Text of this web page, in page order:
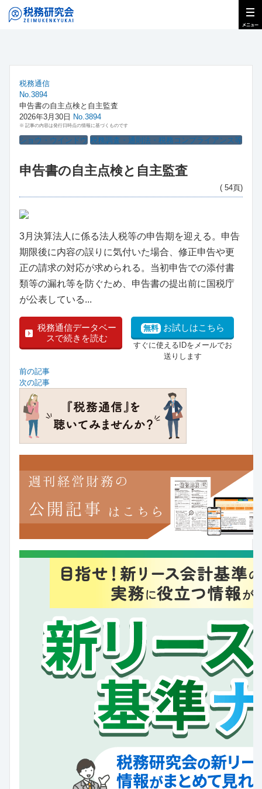
税務通信
No.3894
申告書の自主点検と自主監査
2026年3月30日 No.3894
※ 記事の内容は発行日時点の情報に基づくものです
ショウ・ウインドウ 税務調査・通則法・税務コンプライアンス等
申告書の自主点検と自主監査
( 54頁)
3月決算法人に係る法人税等の申告期を迎える。申告
期限後に内容の誤りに気付いた場合、修正申告や更
正の請求の対応が求められる。当初申告での添付書
類等の漏れ等を防ぐため、申告書の提出前に国税庁
が公表している...
税務通信データベー
スで続きを読む
無料 お試しはこちら
すぐに使えるIDをメールでお
送りします
前の記事
次の記事